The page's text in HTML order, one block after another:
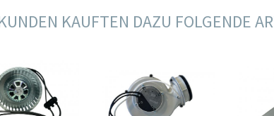
KAUFTEN DAZU FOLGENDE